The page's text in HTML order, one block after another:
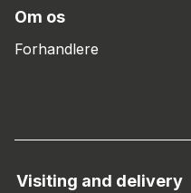
Om os
Forhandlere
Visiting and delivery